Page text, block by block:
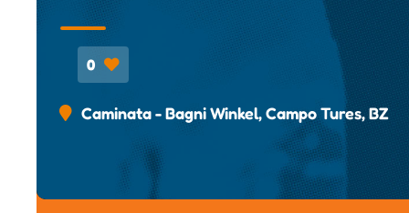
0
Caminata - Bagni Winkel, Campo Tures, BZ